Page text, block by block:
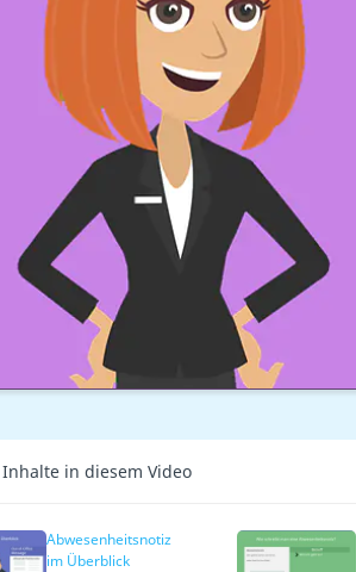
in diesem Video
Abwesenheitsnotiz
im Überblick